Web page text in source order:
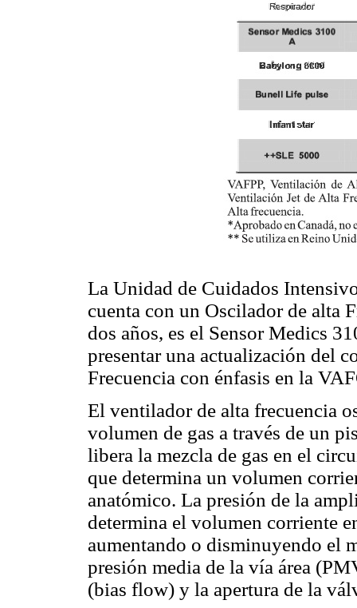
La Unidad de Cuidados
cuenta con un Oscilador de alta
dos años, es el Sensor Medics
presentar una actualización del
Frecuencia con énfasis en la
El ventilador de alta frecuencia
volumen de gas a través de un
libera la mezcla de gas en el
que determina un volumen
anatómico. La presión de la
determina el volumen corriente
aumentando o disminuyendo el
presión media de la vía área
(bias flow) y la apertura de la